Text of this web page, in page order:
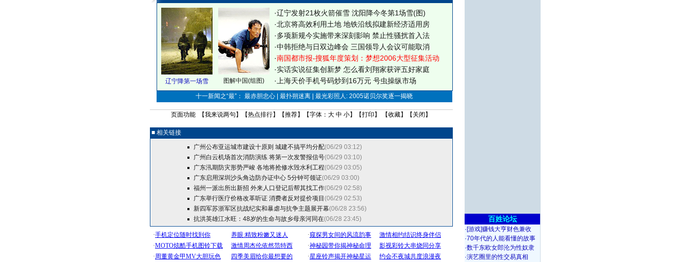
辽宁降第一场雪 图解中国(组图)
·辽宁发射21枚火箭催雪 沈阳降今冬第1场雪(图)
·北京将高效利用土地 地铁沿线拟建新经济适用房
·多项新规今实施带来深刻影响 禁止性骚扰首入法
·中韩拒绝与日双边峰会 三国领导人会议可能取消
·南国都市报-搜狐年度策划：梦想2006大型征集活动
·实话实说征集创新梦 怎么看刘翔家获评五好家庭
· 上海天价手机号码炒到16万元 号虫操纵市场
十一新闻之“最”： 最赤胆忠心 | 最扑朔迷离 | 最光彩照人: 2005诺贝尔奖逐一揭晓
页面功能 【我来说两句 】【热点排行】【推荐】【字体： 大 中 小】【打印 】 【收藏】【 关闭 】
■ 相关链接
广州公布亚运城市建设十原则 城建不搞平均分配(06/29 03:12)
广州白云机场首次消防演练 将第一次发警报信号(06/29 03:10)
广东汛期防灾形势严峻 各地将抢修水毁水利工程(06/29 03:05)
广东启用深圳沙头角边防办证中心 5分钟可领证(06/29 03:00)
福州一派出所出新招 外来人口登记后帮其找工作(06/29 02:58)
广东举行医疗价格改革听证 消费者反对提价项目 (06/29 02:53)
新四军苏浙军区抗战纪实和暴虐与抗争主题展开幕(06/28 23:56)
抗洪英雄江水旺：48岁的生命与故乡母亲河同在(06/28 23:45) 百姓论坛
· [游戏]赚钱大亨财色兼收
·70年代的人能看懂的故事
·数千东欧女郎沦为性奴隶
·演艺圈里的性交易真相